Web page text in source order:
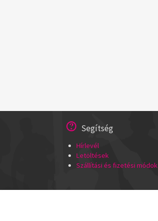
Segítség
Hírlevél
Letöltések
Szállítási és fizetési módok